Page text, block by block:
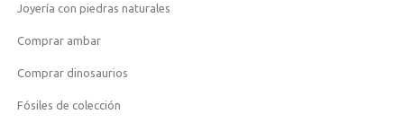
Joyería con piedras naturales
Comprar ambar
Comprar dinosaurios
Fósiles de colección